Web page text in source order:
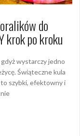
do
krok po kroku
wystarczy jedno
Świąteczne kula
to szybki, efektowny i